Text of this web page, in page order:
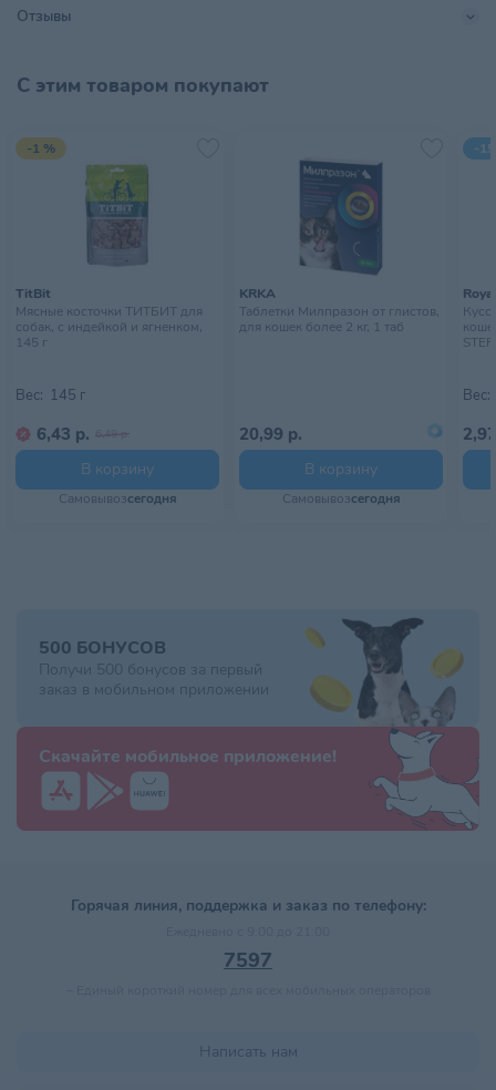
Отзывы
С этим товаром покупают
-1 %
TitBit
Мясные косточки ТИТБИТ для
собак, с индейкой и ягненком,
145 г
Вес: 145 г
6,43 р. 6,49 р.
В корзину
Самовывозсегодня
KRKA
Таблетки Милпразон от глистов,
для кошек более 2 кг, 1 таб
20,99 р.
В корзину
Самовывозсегодня
-
Вес:
500 БОНУСОВ
Получи 500 бонусов за первый
заказ в мобильном приложении
Скачайте мобильное приложение!
Горячая линия, поддержка и заказ по телефону:
7597
Написать нам